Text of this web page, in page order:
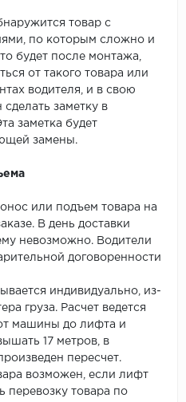
товар с
по которым сложно и
будет после монтажа,
от такого товара или
водителя, и в свою
заметку в
заметка будет
замены.
или подъем товара на
В день доставки
невозможно. Водители
договоренности
индивидуально, из-
груза. Расчет ведется
машины до лифта и
17 метров, в
пересчет.
возможен, если лифт
перевозку товара по